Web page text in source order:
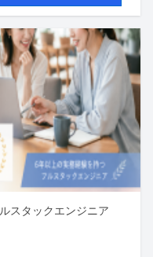
スタックエンジニア